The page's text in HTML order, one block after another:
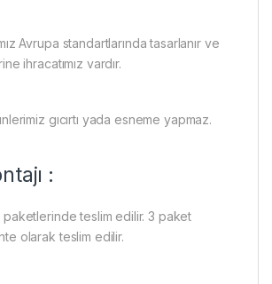
Avrupa standartlarında tasarlanır ve
ihracatımız vardır.
gıcırtı yada esneme yapmaz.
:
teslim edilir. 3 paket
olarak teslim edilir.